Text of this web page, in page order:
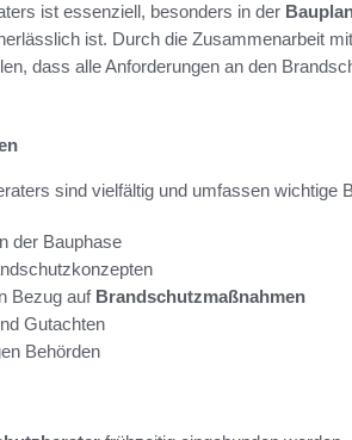
ist essenziell, besonders in der
ist. Durch die Zusammenarbeit
dass alle Anforderungen an den
sind vielfältig und umfassen wichtige
der Bauphase
Bezug auf Brandschutzmaßnahmen
Gutachten
Behörden